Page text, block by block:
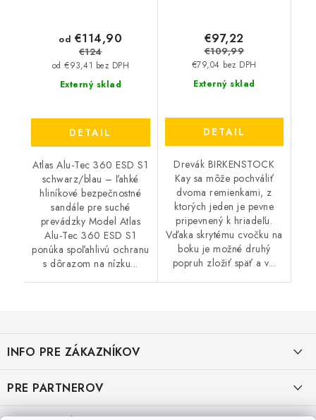
Externý sklad
od €93,41 bez DPH
od €114,90
€124
DETAIL
Atlas Alu-Tec 360 ESD S1
schwarz/blau – ľahké
hliníkové bezpečnostné
sandále pre suché
prevádzky Model Atlas
Alu-Tec 360 ESD S1
ponúka spoľahlivú ochranu
s dôrazom na nízku...
Externý sklad
€79,04 bez DPH
€97,22
€109,99
DETAIL
Drevák BIRKENSTOCK
Kay sa môže pochváliť
dvoma remienkami, z
ktorých jeden je pevne
pripevnený k hriadeľu.
Vďaka skrytému cvočku na
boku je možné druhý
popruh zložiť späť a v...
p
ä
INFO PRE ZÁKAZNÍKOV
OBCHODNÉ PODMIENKY
PRE PARTNEROV
KATALÓG OBUVI A OPP ČERVA